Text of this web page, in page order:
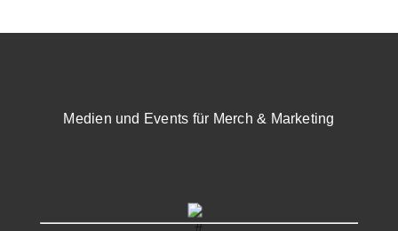
Medien und Events für Merch & Marketing